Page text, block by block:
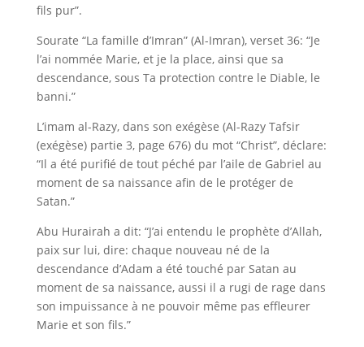
fils pur”.
Sourate “La famille d’Imran” (Al-Imran), verset 36: “Je
l’ai nommée Marie, et je la place, ainsi que sa
descendance, sous Ta protection contre le Diable, le
banni.”
L’imam al-Razy, dans son exégèse (Al-Razy Tafsir
(exégèse) partie 3, page 676) du mot “Christ”, déclare:
“Il a été purifié de tout péché par l’aile de Gabriel au
moment de sa naissance afin de le protéger de
Satan.”
Abu Hurairah a dit: “J’ai entendu le prophète d’Allah,
paix sur lui, dire: chaque nouveau né de la
descendance d’Adam a été touché par Satan au
moment de sa naissance, aussi il a rugi de rage dans
son impuissance à ne pouvoir même pas effleurer
Marie et son fils.”